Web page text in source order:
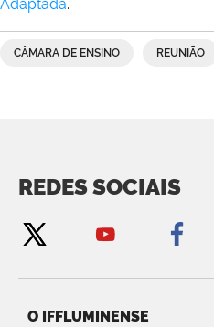
Adaptada.
CÂMARA DE ENSINO REUNIÃO
REDES SOCIAIS
O IFFLUMINENSE